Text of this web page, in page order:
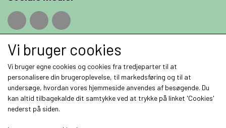
Fragt priser
Vi bruger cookies
Vi bruger egne cookies og cookies fra tredjeparter til at
personalisere din brugeroplevelse, til markedsføring og til at
undersøge, hvordan vores hjemmeside anvendes af besøgende. Du
kan altid tilbagekalde dit samtykke ved at trykke på linket 'Cookies'
nederst på siden.